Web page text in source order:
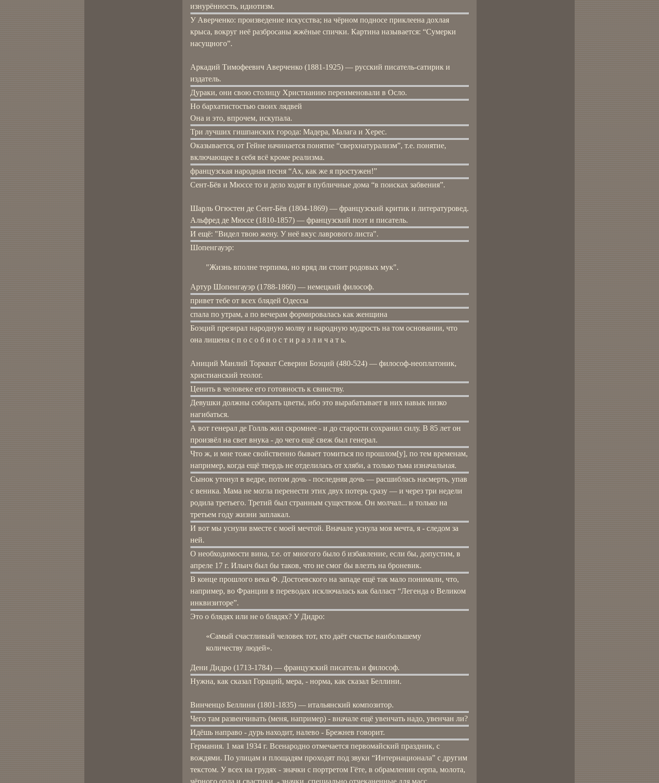
изнурённость, идиотизм.
У Аверченко: произведение искусства; на чёрном подносе приклеена дохлая
крыса, вокруг неё разбросаны жжёные спички. Картина называется: “Сумерки
насущного”.
Аркадий Тимофеевич Аверченко (1881-1925) — русский писатель-сатирик и
издатель.
Дураки, они свою столицу Христианию переименовали в Осло.
Но бархатистостью своих лядвей
Она и это, впрочем, искупала.
Три лучших гишпанских города: Мадера, Малага и Херес.
Оказывается, от Гейне начинается понятие “сверхнатурализм”, т.е. понятие,
включающее в себя всё кроме реализма.
французская народная песня “Ах, как же я простужен!”
Сент-Бёв и Мюссе то и дело ходят в публичные дома “в поисках забвения”.
Шарль Огюстен де Сент-Бёв (1804-1869) ― французский критик и литературовед.
Альфред де Мюссе (1810-1857) ― французский поэт и писатель.
И ещё: "Видел твою жену. У неё вкус лаврового листа".
Шопенгауэр:
"Жизнь вполне терпима, но вряд ли стоит родовых мук".
Артур Шопенгауэр (1788-1860) ― немецкий философ.
привет тебе от всех блядей Одессы
спала по утрам, а по вечерам формировалась как женщина
Боэций презирал народную молву и народную мудрость на том основании, что
она лишена с п о с о б н о с т и р а з л и ч а т ь.
Аниций Манлий Торкват Северин Боэций (480-524) — философ-неоплатоник,
христианский теолог.
Ценить в человеке его готовность к свинству.
Девушки должны собирать цветы, ибо это вырабатывает в них навык низко
нагибаться.
А вот генерал де Голль жил скромнее - и до старости сохранил силу. В 85 лет он
произвёл на свет внука - до чего ещё свеж был генерал.
Что ж, и мне тоже свойственно бывает томиться по прошлом[у], по тем временам,
например, когда ещё твердь не отделилась от хляби, а только тьма изначальная.
Сынок утонул в ведре, потом дочь - последняя дочь ― расшиблась насмерть, упав
с веника. Мама не могла перенести этих двух потерь сразу ― и через три недели
родила третьего. Третий был странным существом. Он молчал... и только на
третьем году жизни заплакал.
И вот мы уснули вместе с моей мечтой. Вначале уснула моя мечта, я - следом за
ней.
О необходимости вина, т.е. от многого было б избавление, если бы, допустим, в
апреле 17 г. Ильич был бы таков, что не смог бы влезть на броневик.
В конце прошлого века Ф. Достоевского на западе ещё так мало понимали, что,
например, во Франции в переводах исключалась как балласт “Легенда о Великом
инквизиторе”.
Это о блядях или не о блядях? У Дидро:
«Самый счастливый человек тот, кто даёт счастье наибольшему
количеству людей».
Дени Дидро (1713-1784) — французский писатель и философ.
Нужна, как сказал Гораций, мера, - норма, как сказал Беллини.
Винченцо Беллини (1801-1835) — итальянский композитор.
Чего там развенчивать (меня, например) - вначале ещё увенчать надо, увенчан ли?
Идёшь направо - дурь находит, налево - Брежнев говорит.
Германия. 1 мая 1934 г. Всенародно отмечается первомайский праздник, с
вождями. По улицам и площадям проходят под звуки “Интернационала” с другим
текстом. У всех на грудях - значки с портретом Гёте, в обрамлении серпа, молота,
чёрного орла и свастики, - значки, специально отчеканенные для масс.